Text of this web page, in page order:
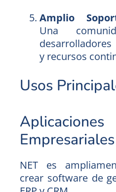
Amplio
Una
y recursos
Usos
Aplicaciones
Empresariales
NET es
crear software de